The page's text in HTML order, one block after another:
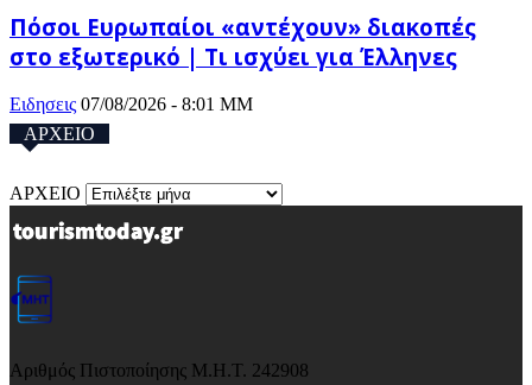
Πόσοι Ευρωπαίοι «αντέχουν» διακοπές
στο εξωτερικό | Τι ισχύει για Έλληνες
Ειδησεις 07/08/2026 - 8:01 ΜΜ
ΑΡΧΕΙΟ
ΑΡΧΕΙΟ
Αριθμός Πιστοποίησης Μ.Η.Τ. 242908